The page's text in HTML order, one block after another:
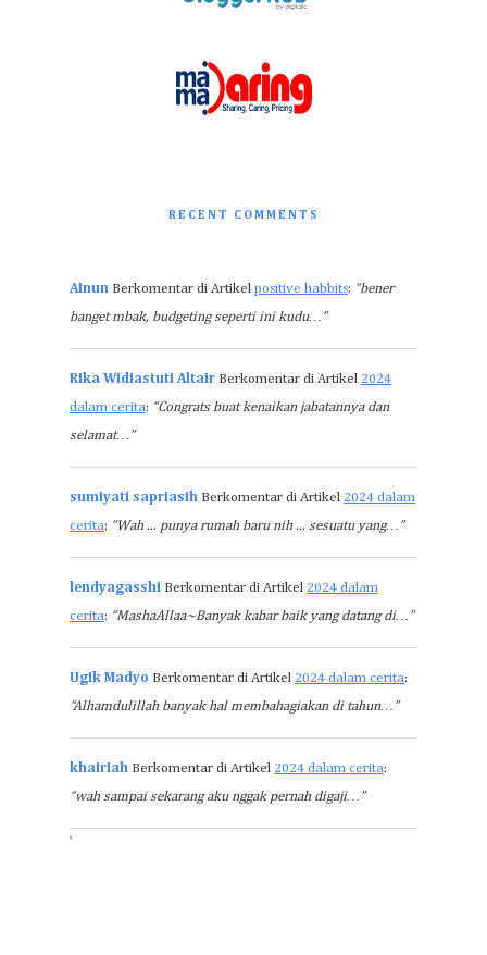
RECENT COMMENTS
Ainun Berkomentar di Artikel positive habbits: “bener
banget mbak, budgeting seperti ini kudu…”
Rika Widiastuti Altair Berkomentar di Artikel 2024
dalam cerita: “Congrats buat kenaikan jabatannya dan
selamat…”
sumiyati sapriasih Berkomentar di Artikel 2024 dalam
cerita: “Wah ... punya rumah baru nih ... sesuatu yang…”
lendyagasshi Berkomentar di Artikel 2024 dalam
cerita: “MashaAllaa~Banyak kabar baik yang datang di…”
Ugik Madyo Berkomentar di Artikel 2024 dalam cerita:
“Alhamdulillah banyak hal membahagiakan di tahun…”
khairiah Berkomentar di Artikel 2024 dalam cerita:
“wah sampai sekarang aku nggak pernah digaji…”
`